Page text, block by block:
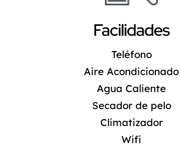
Facilidades
Teléfono
Aire Acondicionado
Agua Caliente
Secador de pelo
Climatizador
Wifi